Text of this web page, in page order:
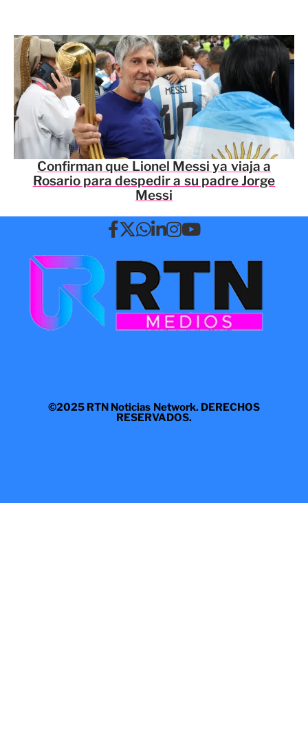
Confirman que Lionel Messi ya viaja a
Rosario para despedir a su padre Jorge
Messi
©2025 RTN Noticias Network. DERECHOS
RESERVADOS.